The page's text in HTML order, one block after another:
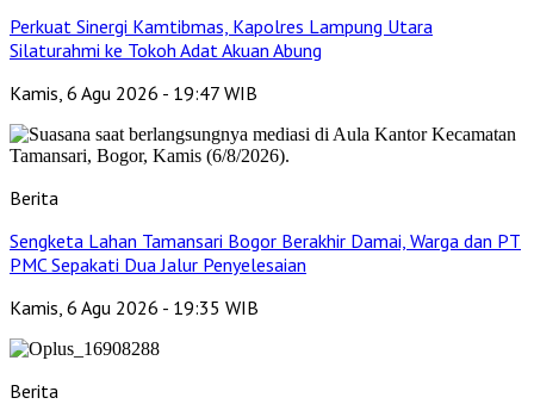
Perkuat Sinergi Kamtibmas, Kapolres Lampung Utara
Silaturahmi ke Tokoh Adat Akuan Abung
Kamis, 6 Agu 2026 - 19:47 WIB
Berita
Sengketa Lahan Tamansari Bogor Berakhir Damai, Warga dan PT
PMC Sepakati Dua Jalur Penyelesaian
Kamis, 6 Agu 2026 - 19:35 WIB
Berita